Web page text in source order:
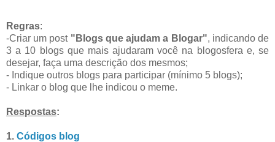
Regras:
-Criar um post "Blogs que ajudam a Blogar", indicando de
3 a 10 blogs que mais ajudaram você na blogosfera e, se
desejar, faça uma descrição dos mesmos;
- Indique outros blogs para participar (mínimo 5 blogs);
- Linkar o blog que lhe indicou o meme.
Respostas:
1. Códigos blog